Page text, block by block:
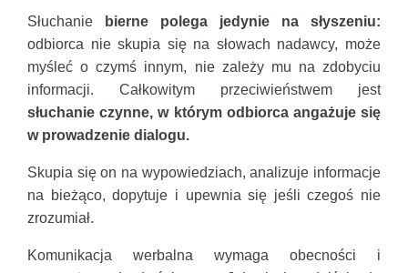
Słuchanie
bierne polega jedynie na słyszeniu:
odbiorca nie skupia się na słowach nadawcy, może
myśleć o czymś innym, nie zależy mu na zdobyciu
informacji. Całkowitym przeciwieństwem jest
słuchanie czynne, w którym odbiorca angażuje się
w prowadzenie dialogu.
Skupia się on na wypowiedziach, analizuje informacje
na bieżąco, dopytuje i upewnia się jeśli czegoś nie
zrozumiał.
Komunikacja werbalna wymaga obecności i